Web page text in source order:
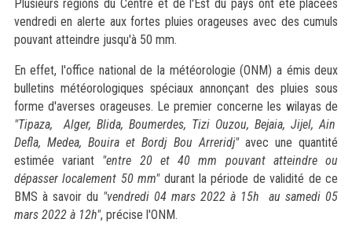
Plusieurs régions du Centre et de l'Est du pays ont été placées
vendredi en alerte aux fortes pluies orageuses avec des cumuls
pouvant atteindre jusqu'à 50 mm.
En effet, l'office national de la météorologie (ONM) a émis deux
bulletins météorologiques spéciaux annonçant des pluies sous
forme d'averses orageuses. Le premier concerne les wilayas de
"Tipaza, Alger, Blida, Boumerdes, Tizi Ouzou, Bejaia, Jijel, Ain
Defla, Medea, Bouira et Bordj Bou Arreridj"avec une quantité
estimée variant "entre 20 et 40 mm pouvant atteindre ou
dépasser localement 50 mm"durant la période de validité de ce
BMS à savoir du "vendredi 04 mars 2022 à 15h au samedi 05
mars 2022 à 12h", précise l'ONM.